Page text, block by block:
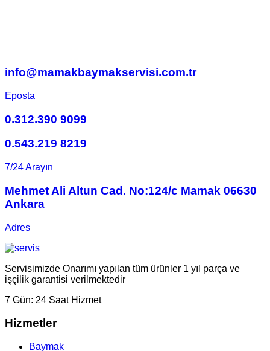
info@mamakbaymakservisi.com.tr
Eposta
0.312.390 9099
0.543.219 8219
7/24 Arayın
Mehmet Ali Altun Cad. No:124/c Mamak 06630
Ankara
Adres
Servisimizde Onarımı yapılan tüm ürünler 1 yıl parça ve
işçilik garantisi verilmektedir
7 Gün: 24 Saat Hizmet
Hizmetler
Baymak